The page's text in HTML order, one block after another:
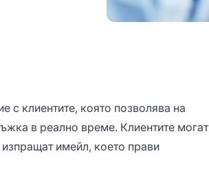
с клиентите, която позволява на
в реално време. Клиентите могат
имейл, което прави